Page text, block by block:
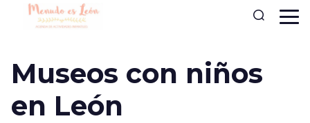
Museos con niños
en León